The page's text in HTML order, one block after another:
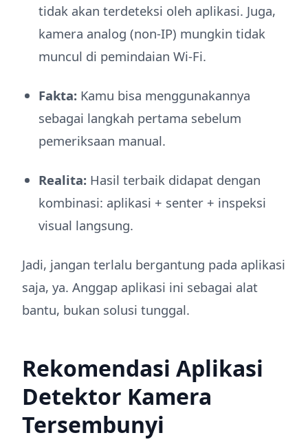
tidak akan terdeteksi oleh aplikasi. Juga,
kamera analog (non-IP) mungkin tidak
muncul di pemindaian Wi-Fi.
Fakta: Kamu bisa menggunakannya
sebagai langkah pertama sebelum
pemeriksaan manual.
Realita: Hasil terbaik didapat dengan
kombinasi: aplikasi + senter + inspeksi
visual langsung.
Jadi, jangan terlalu bergantung pada aplikasi
saja, ya. Anggap aplikasi ini sebagai alat
bantu, bukan solusi tunggal.
Rekomendasi Aplikasi
Detektor Kamera
Tersembunyi